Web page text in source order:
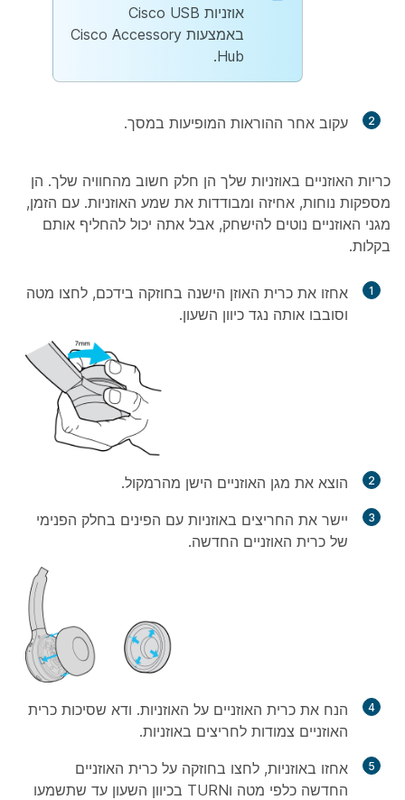
אוזניות Cisco USB
באמצעות Cisco Accessory
Hub.
2 עקוב אחר ההוראות המופיעות במסך.
כריות האוזניים באוזניות שלך הן חלק חשוב מהחוויה שלך. הן
מספקות נוחות, אחיזה ומבודדות את שמע האוזניות. עם הזמן,
מגני האוזניים נוטים להישחק, אבל אתה יכול להחליף אותם
בקלות.
1
אחזו את כרית האוזן הישנה בחוזקה בידכם, לחצו מטה
וסובבו אותה נגד כיוון השעון.
2 הוצא את מגן האוזניים הישן מהרמקול.
3
יישר את החריצים באוזניות עם הפינים בחלק הפנימי
של כרית האוזניים החדשה.
4
הנח את כרית האוזניים על האוזניות. ודא שסיכות כרית
האוזניים צמודות לחריצים באוזניות.
5
אחזו באוזניות, לחצו בחוזקה על כרית האוזניים
החדשה כלפי מטה וTURN בכיוון השעון עד שתשמעו